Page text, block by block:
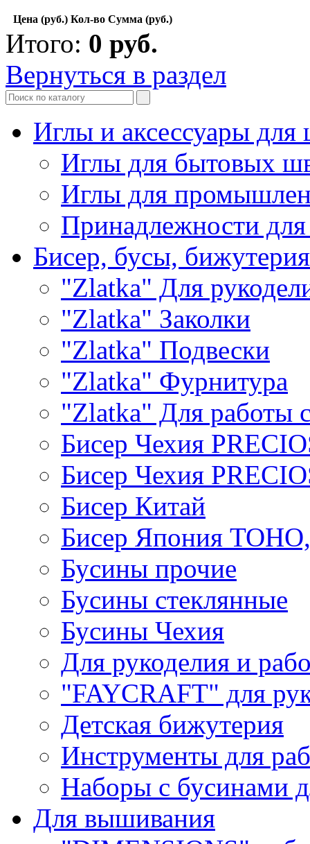
Цена (руб.) Кол-во Сумма (руб.)
Итого: 0 руб.
Вернуться в раздел
Иглы и аксессуары
Иглы для бытовых
Иглы для
Принадлежности
Бисер, бусы, бижутерия
"Zlatka" Для
"Zlatka" Заколки
"Zlatka" Подвески
"Zlatka" Фурнитура
"Zlatka" Для работы
Бисер Чехия
Бисер Чехия
Бисер Китай
Бисер Япония
Бусины прочие
Бусины стеклянные
Бусины Чехия
Для рукоделия и
"FAYCRAFT" для
Детская бижутерия
Инструменты для
Наборы с бусинами
Для вышивания